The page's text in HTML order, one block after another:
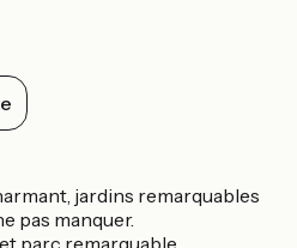
et de plantes médicinales ou
Chaque été les Nuits des
illuminent les jardins. Pensez à
pour cet événement.
jardins remarquables
pas manquer.
et parc remarquable,